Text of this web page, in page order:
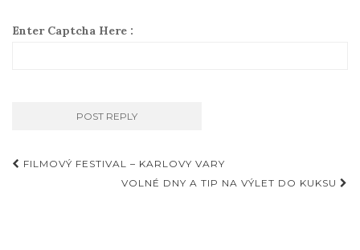
Enter Captcha Here :
Příspěvky
FILMOVÝ FESTIVAL – KARLOVY VARY
VOLNÉ DNY A TIP NA VÝLET DO KUKSU